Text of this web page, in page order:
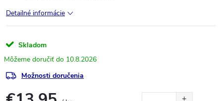
Detailné informácie
Skladom
10.8.2026
Možnosti doručenia